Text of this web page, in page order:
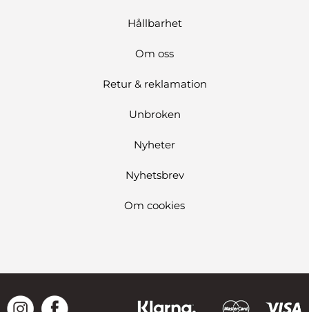
Hållbarhet
Om oss
Retur & reklamation
Unbroken
Nyheter
Nyhetsbrev
Om cookies